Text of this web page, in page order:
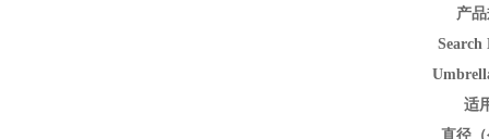
产
Search
适
直径